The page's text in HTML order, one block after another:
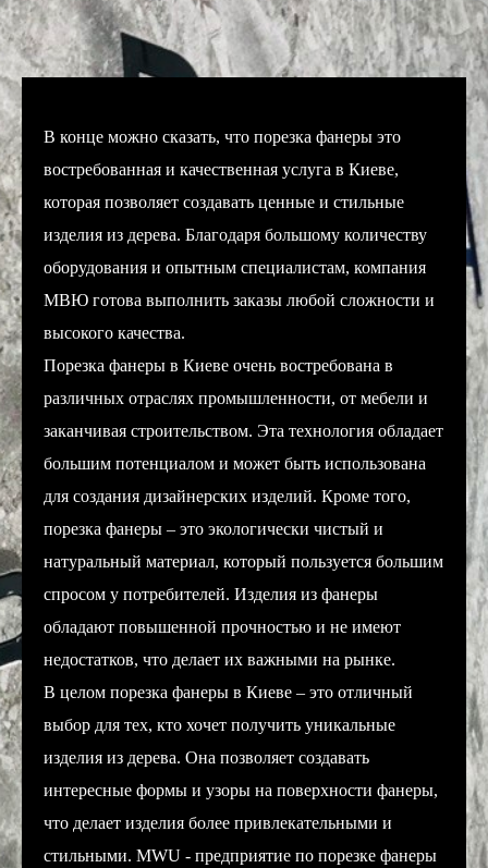
В конце можно сказать, что порезка фанеры это
востребованная и качественная услуга в Киеве,
которая позволяет создавать ценные и стильные
изделия из дерева. Благодаря большому количеству
оборудования и опытным специалистам, компания
МВЮ готова выполнить заказы любой сложности и
высокого качества.
Порезка фанеры в Киеве очень востребована в
различных отраслях промышленности, от мебели и
заканчивая строительством. Эта технология обладает
большим потенциалом и может быть использована
для создания дизайнерских изделий. Кроме того,
порезка фанеры – это экологически чистый и
натуральный материал, который пользуется большим
спросом у потребителей. Изделия из фанеры
обладают повышенной прочностью и не имеют
недостатков, что делает их важными на рынке.
В целом порезка фанеры в Киеве – это отличный
выбор для тех, кто хочет получить уникальные
изделия из дерева. Она позволяет создавать
интересные формы и узоры на поверхности фанеры,
что делает изделия более привлекательными и
стильными. MWU - предприятие по порезке фанеры